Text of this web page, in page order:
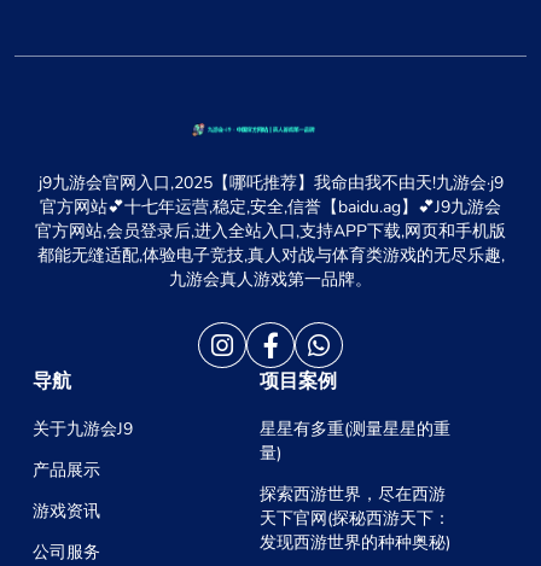
j9九游会官网入口,2025【哪吒推荐】我命由我不由天!九游会·j9
官方网站💕十七年运营,稳定,安全,信誉【baidu.ag】💕J9九游会
官方网站,会员登录后,进入全站入口,支持APP下载,网页和手机版
都能无缝适配,体验电子竞技,真人对战与体育类游戏的无尽乐趣,
九游会真人游戏第一品牌。
导航
关于九游会J9
产品展示
游戏资讯
公司服务
项目案例
星星有多重(测量星星的重
量)
探索西游世界，尽在西游
天下官网(探秘西游天下：
发现西游世界的种种奥秘)